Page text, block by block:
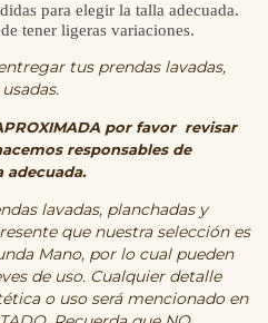
para elegir la talla adecuada.
tener ligeras variaciones.
tus prendas lavadas,
por favor revisar
responsables de
adecuada.
lavadas, planchadas y
que nuestra selección es
Mano, por lo cual pueden
de uso. Cualquier detalle
o uso será mencionado en